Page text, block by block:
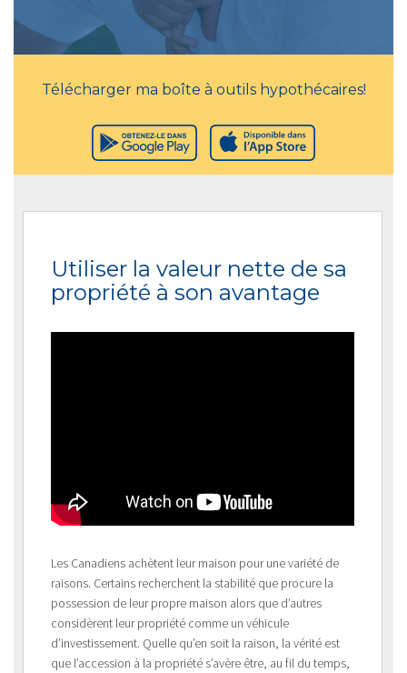
Télécharger ma boîte à outils hypothécaires!
Utiliser la valeur nette de sa
propriété à son avantage
Les Canadiens achètent leur maison pour une variété de
raisons. Certains recherchent la stabilité que procure la
possession de leur propre maison alors que d’autres
considèrent leur propriété comme un véhicule
d’investissement. Quelle qu’en soit la raison, la vérité est
que l’accession à la propriété s’avère être, au fil du temps,